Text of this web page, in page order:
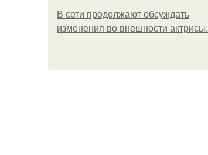
В сети продолжают обсуждать
изменения во внешности актрисы.